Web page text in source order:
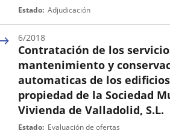
Nº
Estado Adjudicación
Contratación de los
mantenimiento y
automaticas de los
propiedad de la Sociedad
Vivienda de Valladolid, S.L.
Nº
6/2018
Estado Evaluación de ofertas